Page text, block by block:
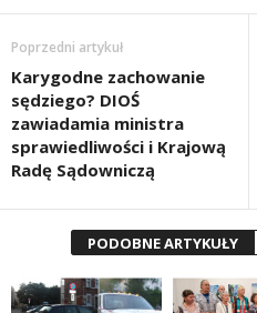
Poprzedni artykuł
Karygodne zachowanie
sędziego? DIOŚ
zawiadamia ministra
sprawiedliwości i Krajową
Radę Sądowniczą
PODOBNE ARTYKUŁY